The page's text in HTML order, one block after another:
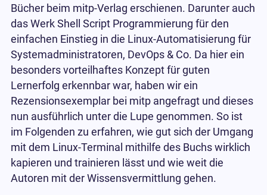
Bücher beim mitp-Verlag erschienen. Darunter auch
das Werk Shell Script Programmierung für den
einfachen Einstieg in die Linux-Automatisierung für
Systemadministratoren, DevOps & Co. Da hier ein
besonders vorteilhaftes Konzept für guten
Lernerfolg erkennbar war, haben wir ein
Rezensionsexemplar bei mitp angefragt und dieses
nun ausführlich unter die Lupe genommen. So ist
im Folgenden zu erfahren, wie gut sich der Umgang
mit dem Linux-Terminal mithilfe des Buchs wirklich
kapieren und trainieren lässt und wie weit die
Autoren mit der Wissensvermittlung gehen.